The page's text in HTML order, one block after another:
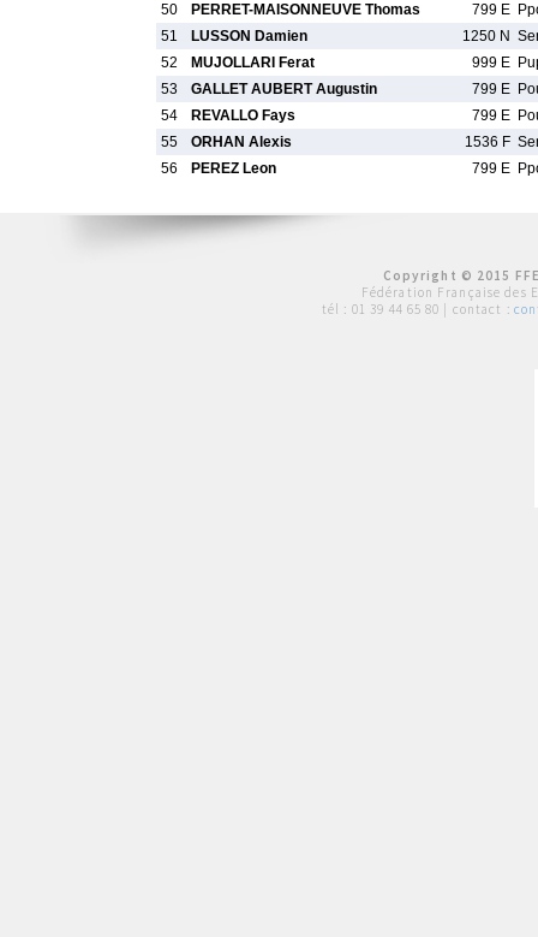
50
PERRET-MAISONNEUVE Thomas 799 E
51
LUSSON Damien 1250 N
52
MUJOLLARI Ferat 999 E
53
GALLET AUBERT Augustin 799 E
54
REVALLO Fays 799 E
55
ORHAN Alexis 1536 F
56
PEREZ Leon 799 E
Copyright © 2015
Fédération Française des
tél : 01 39 44 65 80 | contact :